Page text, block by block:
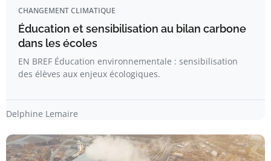
CHANGEMENT CLIMATIQUE
Éducation et sensibilisation au bilan carbone
dans les écoles
EN BREF Éducation environnementale : sensibilisation
des élèves aux enjeux écologiques.
Delphine Lemaire